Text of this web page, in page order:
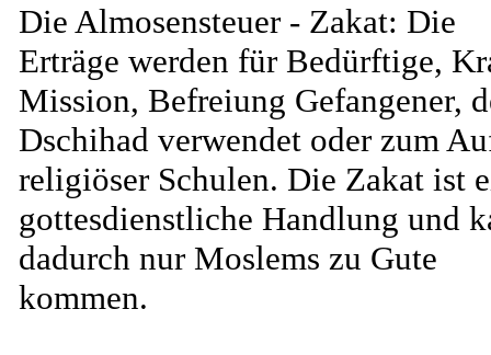
Die Almosensteuer - Zakat: Die
Erträge werden für Bedürftige,
Mission, Befreiung Gefangener,
Dschihad verwendet oder zum
religiöser Schulen. Die Zakat ist
gottesdienstliche Handlung und
dadurch nur Moslems zu Gute
kommen.